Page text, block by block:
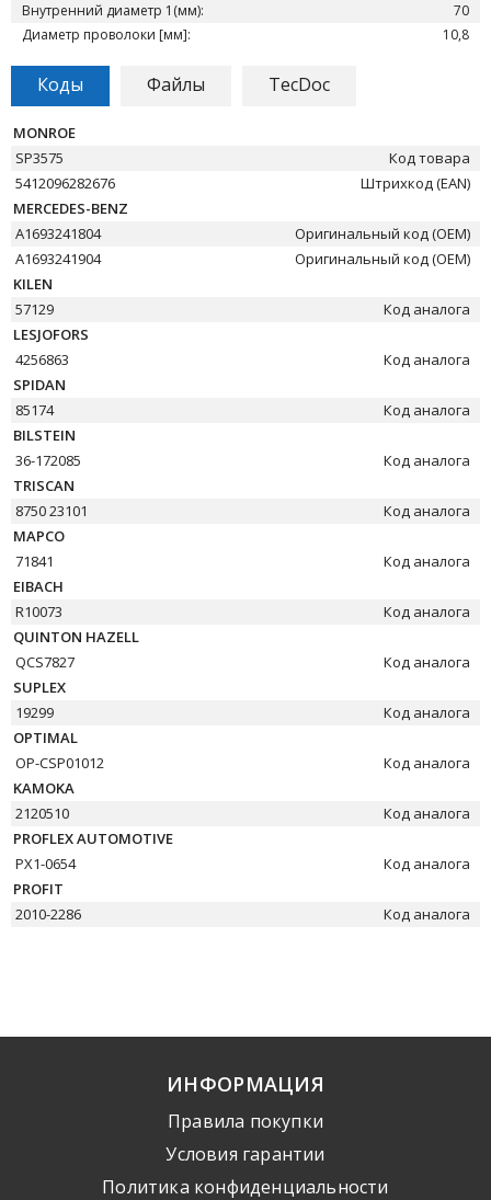
Внутренний диаметр 1(мм):
70
Диаметр проволоки [мм]:
10,8
Коды Файлы TecDoc
MONROE
SP3575
Код товара
5412096282676
Штрихкод (EAN)
MERCEDES-BENZ
A1693241804
Оригинальный код (OEM)
A1693241904
Оригинальный код (OEM)
KILEN
57129
Код аналога
LESJOFORS
4256863
Код аналога
SPIDAN
85174
Код аналога
BILSTEIN
36-172085
Код аналога
TRISCAN
8750 23101
Код аналога
MAPCO
71841
Код аналога
EIBACH
R10073
Код аналога
QUINTON HAZELL
QCS7827
Код аналога
SUPLEX
19299
Код аналога
OPTIMAL
OP-CSP01012
Код аналога
KAMOKA
2120510
Код аналога
PROFLEX AUTOMOTIVE
PX1-0654
Код аналога
PROFIT
2010-2286
Код аналога
ИНФОРМАЦИЯ
Правила покупки
Условия гарантии
Политика конфиденциальности